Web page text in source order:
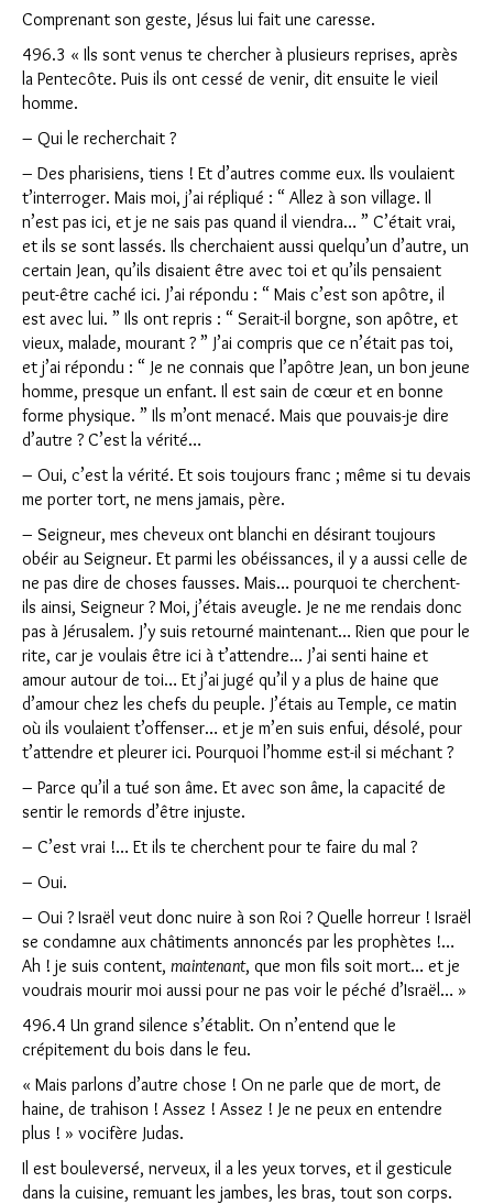
Comprenant son geste, Jésus lui fait une caresse.
496.3 « Ils sont venus te chercher à plusieurs reprises, après
la Pentecôte. Puis ils ont cessé de venir, dit ensuite le vieil
homme.
– Qui le recherchait ?
– Des pharisiens, tiens ! Et d’autres comme eux. Ils voulaient
t’interroger. Mais moi, j’ai répliqué : “ Allez à son village. Il
n’est pas ici, et je ne sais pas quand il viendra… ” C’était vrai,
et ils se sont lassés. Ils cherchaient aussi quelqu’un d’autre, un
certain Jean, qu’ils disaient être avec toi et qu’ils pensaient
peut-être caché ici. J’ai répondu : “ Mais c’est son apôtre, il
est avec lui. ” Ils ont repris : “ Serait-il borgne, son apôtre, et
vieux, malade, mourant ? ” J’ai compris que ce n’était pas toi,
et j’ai répondu : “ Je ne connais que l’apôtre Jean, un bon jeune
homme, presque un enfant. Il est sain de cœur et en bonne
forme physique. ” Ils m’ont menacé. Mais que pouvais-je dire
d’autre ? C’est la vérité…
– Oui, c’est la vérité. Et sois toujours franc ; même si tu devais
me porter tort, ne mens jamais, père.
– Seigneur, mes cheveux ont blanchi en désirant toujours
obéir au Seigneur. Et parmi les obéissances, il y a aussi celle de
ne pas dire de choses fausses. Mais… pourquoi te cherchent-
ils ainsi, Seigneur ? Moi, j’étais aveugle. Je ne me rendais donc
pas à Jérusalem. J’y suis retourné maintenant… Rien que pour le
rite, car je voulais être ici à t’attendre… J’ai senti haine et
amour autour de toi… Et j’ai jugé qu’il y a plus de haine que
d’amour chez les chefs du peuple. J’étais au Temple, ce matin
où ils voulaient t’offenser… et je m’en suis enfui, désolé, pour
t’attendre et pleurer ici. Pourquoi l’homme est-il si méchant ?
– Parce qu’il a tué son âme. Et avec son âme, la capacité de
sentir le remords d’être injuste.
– C’est vrai !… Et ils te cherchent pour te faire du mal ?
– Oui.
– Oui ? Israël veut donc nuire à son Roi ? Quelle horreur ! Israël
se condamne aux châtiments annoncés par les prophètes !…
Ah ! je suis content, maintenant, que mon fils soit mort… et je
voudrais mourir moi aussi pour ne pas voir le péché d’Israël… »
496.4 Un grand silence s’établit. On n’entend que le
crépitement du bois dans le feu.
« Mais parlons d’autre chose ! On ne parle que de mort, de
haine, de trahison ! Assez ! Assez ! Je ne peux en entendre
plus ! » vocifère Judas.
Il est bouleversé, nerveux, il a les yeux torves, et il gesticule
dans la cuisine, remuant les jambes, les bras, tout son corps.